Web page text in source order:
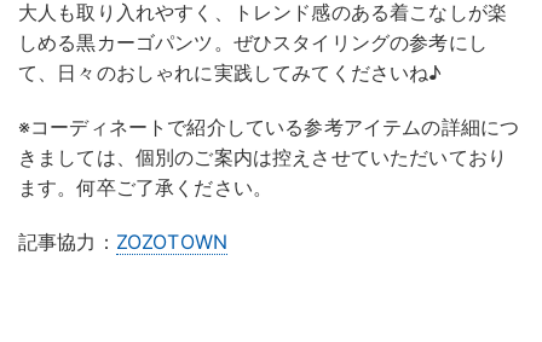
大人も取り入れやすく、トレンド感のある着こなしが楽
しめる黒カーゴパンツ。ぜひスタイリングの参考にし
て、日々のおしゃれに実践してみてくださいね♪
※コーディネートで紹介している参考アイテムの詳細につ
きましては、個別のご案内は控えさせていただいており
ます。何卒ご了承ください。
記事協力： ZOZOTOWN